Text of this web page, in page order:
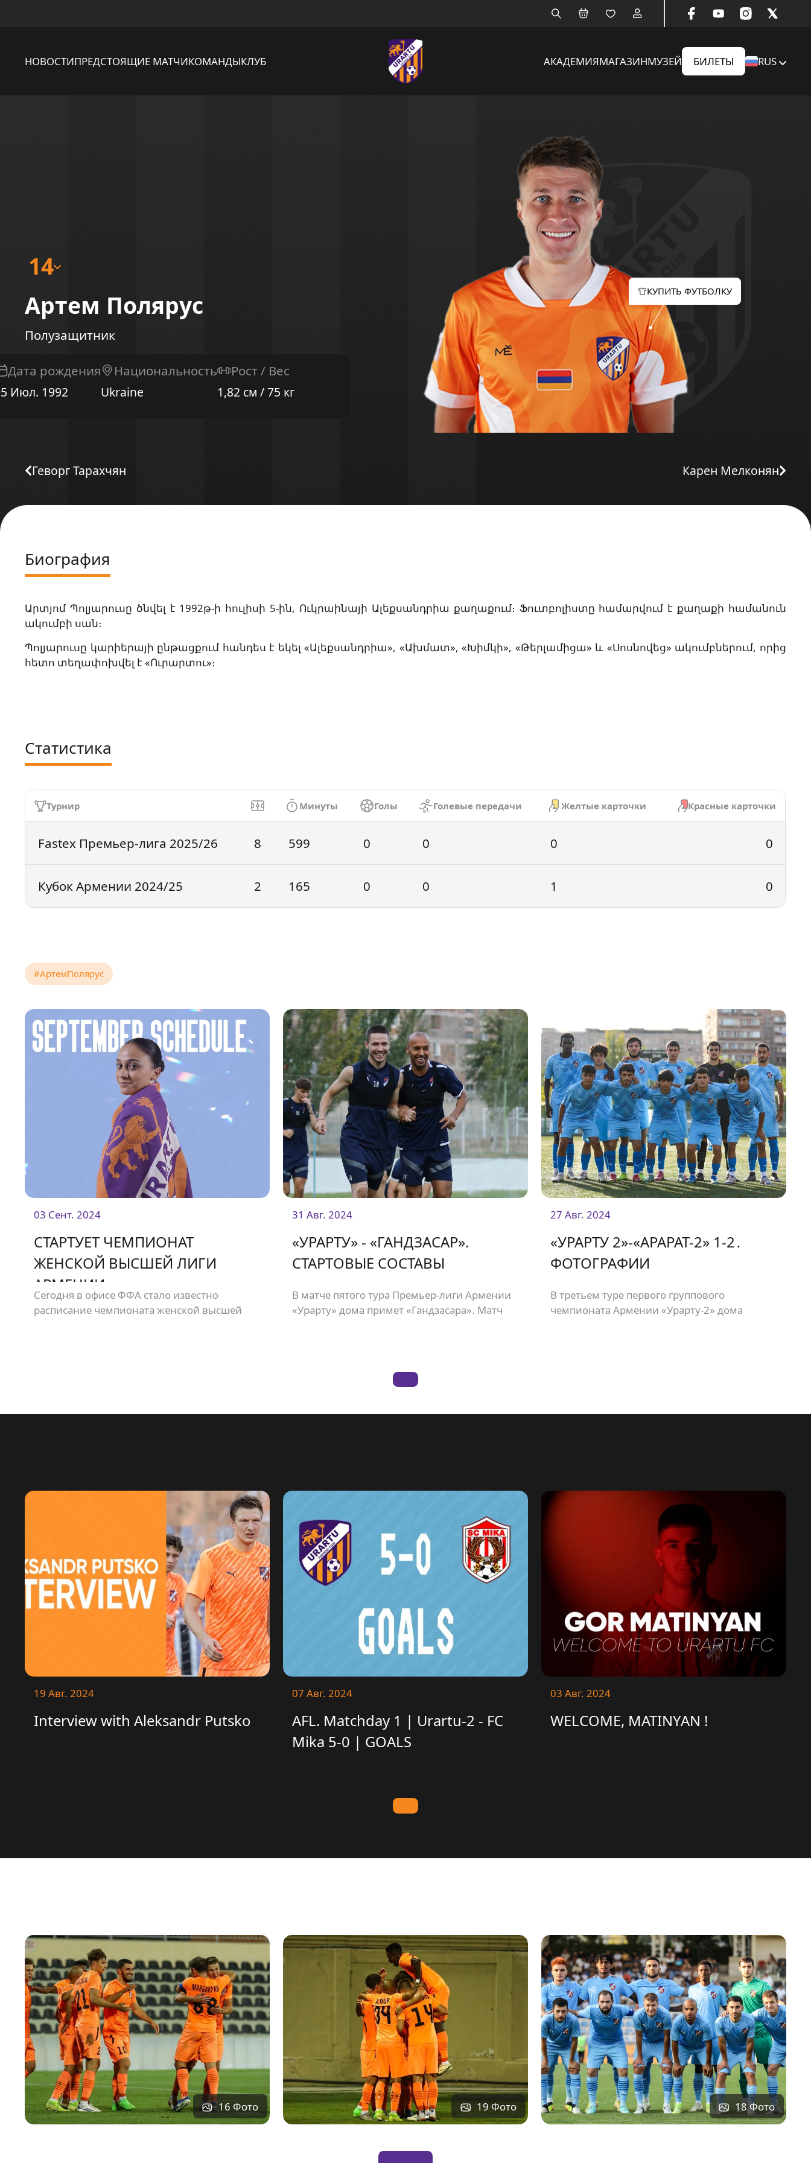
НОВОСТИПРЕДСТОЯЩИЕ МАТЧИКОМАНДЫКЛУБ АКАДЕМИЯМАГАЗИНМУЗЕЙ БИЛЕТЫ RUS
14
Артем Полярус
Полузащитник
Дата рождения
Июл. 1992
Национальность
Ukraine
Рост / Вес
1,82 см / 75 кг
КУПИТЬ ФУТБОЛКУ
Геворг Тарахчян Карен Мелконян
Биография
Արտյոմ Պոլյարուսը ծնվել է 1992թ-ի հուլիսի 5-ին, Ուկրաինայի Ալեքսանդրիա քաղաքում։ Ֆուտբոլիստը համարվում է քաղաքի համանուն
ակումբի սան։
Պոլյարուսը կարիերայի ընթացքում հանդես է եկել «Ալեքսանդրիա», «Ախմատ», «Խիմկի», «Թերլամիցա» և «Սոսնովեց» ակումբներում, որից
հետո տեղափոխվել է «Ուրարտու»։
Статистика
Турнир Минуты Голы Голевые передачи Желтые карточки Красные карточки
Fastex Премьер-лига 2025/26 8 599 0 0 0 0
Кубок Армении 2024/25 2 165 0 0 1 0
#АртемПолярус
03 Сент. 2024
СТАРТУЕТ ЧЕМПИОНАТ
ЖЕНСКОЙ ВЫСШЕЙ ЛИГИ
АРМЕНИИ
Сегодня в офисе ФФА стало известно
расписание чемпионата женской высшей
31 Авг. 2024
«УРАРТУ» - «ГАНДЗАСАР».
СТАРТОВЫЕ СОСТАВЫ
В матче пятого тура Премьер-лиги Армении
«Урарту» дома примет «Гандзасара». Матч
27 Авг. 2024
«УРАРТУ 2»-«АРАРАТ-2» 1-2․
ФОТОГРАФИИ
В третьем туре первого группового
чемпионата Армении «Урарту-2» дома
19 Авг. 2024
Interview with Aleksandr Putsko
07 Авг. 2024
AFL. Matchday 1 | Urartu-2 - FC
Mika 5-0 | GOALS
03 Авг. 2024
WELCOME, MATINYAN !
16 Фото 19 Фото 18 Фото